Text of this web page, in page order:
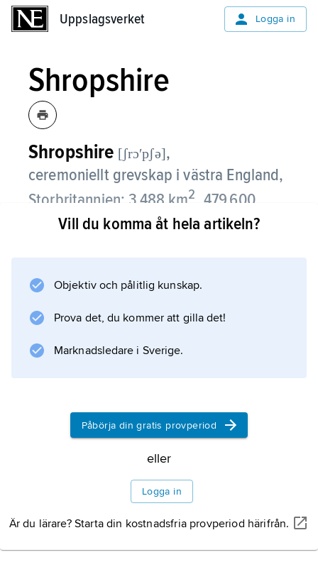
Uppslagsverket Logga in
Shropshire
Shropshire [ʃrɔʹpʃə],
ceremoniellt grevskap i västra England,
Storbritannien; 3 488 km2 , 479 600
invånare (2014).
gjuterier. Järnmalm och kol skapade en tidig
industrialisering och ett vitt förgrenat nät av
kanaler. Vid
Ironbridge
Information om artikeln
Vill du komma åt hela artikeln?
Objektiv och pålitlig kunskap.
Prova det, du kommer att gilla det!
Marknadsledare i Sverige.
Påbörja din gratis provperiod
eller
Logga in
Är du lärare? Starta din kostnadsfria provperiod härifrån.